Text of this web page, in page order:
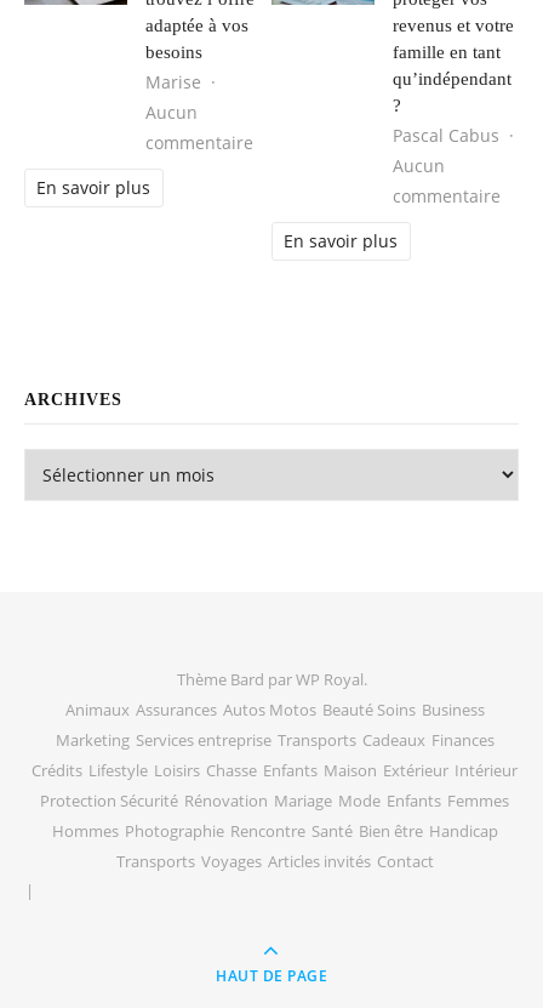
adaptée à vos
besoins
Marise
Aucun
commentaire sur LOA : évitez les pièges et
En savoir plus
revenus et votre
famille en tant
qu’indépendant
?
Pascal Cabus
Aucun
commentaire
En savoir plus
ARCHIVES
Archives
Thème Bard parWP Royal.
Animaux Assurances Autos Motos Beauté Soins Business
Marketing Services entreprise Transports Cadeaux Finances
Crédits Lifestyle Loisirs Chasse Enfants Maison Extérieur Intérieur
Protection Sécurité Rénovation Mariage Mode Enfants Femmes
Hommes Photographie Rencontre Santé Bien être Handicap
Transports Voyages Articles invités Contact
HAUT DE PAGE